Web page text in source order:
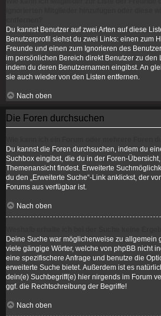
Du kannst Benutzer auf zwei Arten auf diese
Benutzerprofil siehst du zwei Links: einen zum
Freunde und einen zum Ignorieren des
im persönlichen Bereich direkt Benutzer zu den
indem du deren Benutzernamen eingibst. An
sie auch wieder von den Listen entfernen.
Nach oben
Die Foren durchsuchen
Du kannst die Foren durchsuchen, indem du
Suchbox eingibst, die du in der Foren-
Themenansicht findest. Erweiterte
du den „Erweiterte Suche“-Link anklickst, der
Forums aus verfügbar ist.
Nach oben
Deine Suche war möglicherweise zu allgemein
viele gängige Wörter, welche von phpBB nicht
eine spezifischere Anfrage und benutze die
erweiterte Suche bietet. Außerdem ist es
dein(e) Suchbegriff(e) hier nirgends im Forum
ggf. die Rechtschreibung der Begriffe!
Nach oben